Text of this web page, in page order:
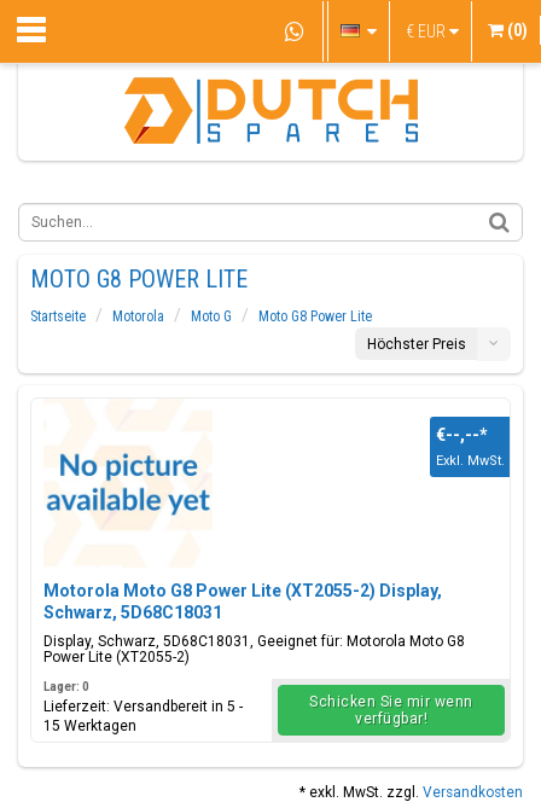
€ EUR (0)
MOTO G8 POWER LITE
Startseite Motorola Moto G
Moto G8 Power Lite
Höchster Preis
Motorola Moto G8 Power Lite (XT2055-2) Display,
Schwarz, 5D68C18031
Display, Schwarz, 5D68C18031, Geeignet für: Motorola Moto G8
Power Lite (XT2055-2)
€--,--*
Exkl. MwSt.
Lager: 0
Lieferzeit: Versandbereit in 5 -
15 Werktagen
Schicken Sie mir wenn
verfügbar!
* exkl. MwSt. zzgl. Versandkosten